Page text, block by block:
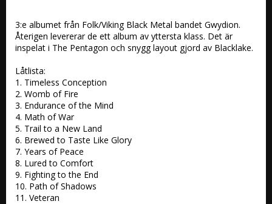
3:e albumet från Folk/Viking Black Metal bandet Gwydion.
Återigen levererar de ett album av yttersta klass. Det är
inspelat i The Pentagon och snygg layout gjord av Blacklake.
Låtlista:
1. Timeless Conception
2. Womb of Fire
3. Endurance of the Mind
4. Math of War
5. Trail to a New Land
6. Brewed to Taste Like Glory
7. Years of Peace
8. Lured to Comfort
9. Fighting to the End
10. Path of Shadows
11. Veteran